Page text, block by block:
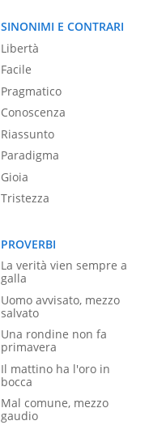
SINONIMI E CONTRARI
Libertà
Facile
Pragmatico
Conoscenza
Riassunto
Paradigma
Gioia
Tristezza
PROVERBI
La verità vien sempre a
galla
Uomo avvisato, mezzo
salvato
Una rondine non fa
primavera
Il mattino ha l'oro in
bocca
Mal comune, mezzo
gaudio